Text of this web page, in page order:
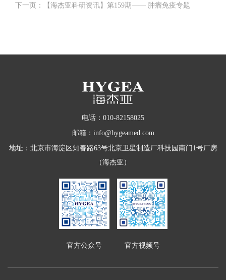
下一页：【海杰亚科研资讯】第159期—— 肿瘤免疫专题
电话：010-82158025
邮箱：info@hygeamed.com
地址：北京市海淀区知春路63号北京卫星制造厂科技园南门1号厂房
（海杰亚）
官方公众号 官方视频号